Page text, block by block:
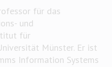
für das
und
für
Münster. Er ist
Information Systems